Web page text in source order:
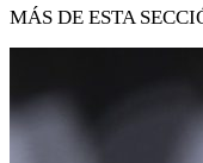
MÁS DE ESTA